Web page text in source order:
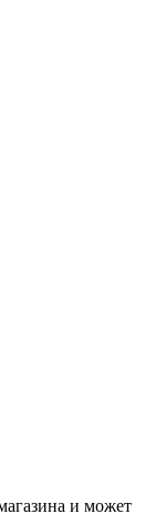
и может